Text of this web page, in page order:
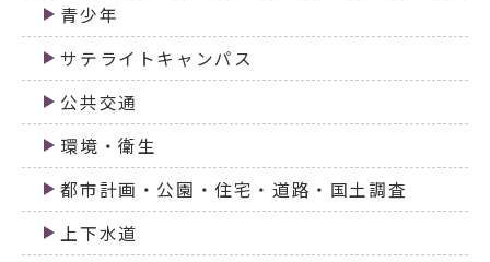
青少年
サテライトキャンパス
公共交通
環境・衛生
都市計画・公園・住宅・道路・国土調査
上下水道